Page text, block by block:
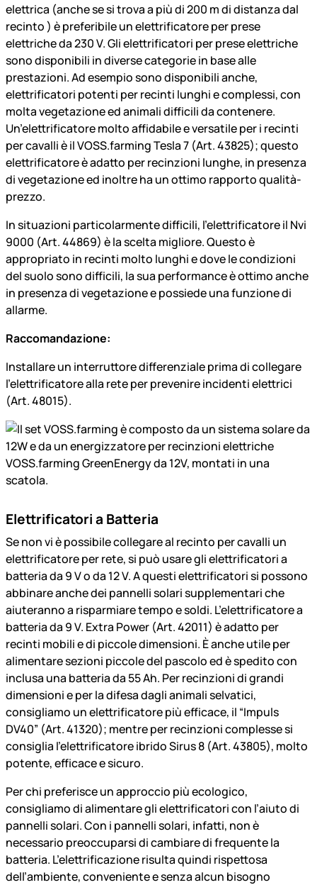
elettrica (anche se si trova a più di 200 m di distanza dal
recinto ) è preferibile un elettrificatore per prese
elettriche da 230 V. Gli elettrificatori per prese elettriche
sono disponibili in diverse categorie in base alle
prestazioni. Ad esempio sono disponibili anche,
elettrificatori potenti per recinti lunghi e complessi, con
molta vegetazione ed animali difficili da contenere.
Un’elettrificatore molto affidabile e versatile per i recinti
per cavalli è il VOSS.farming Tesla 7 (Art. 43825); questo
elettrificatore è adatto per recinzioni lunghe, in presenza
di vegetazione ed inoltre ha un ottimo rapporto qualità-
prezzo.
In situazioni particolarmente difficili, l’elettrificatore il Nvi
9000 (Art. 44869) è la scelta migliore. Questo è
appropriato in recinti molto lunghi e dove le condizioni
del suolo sono difficili, la sua performance è ottimo anche
in presenza di vegetazione e possiede una funzione di
allarme.
Raccomandazione:
Installare un interruttore differenziale prima di collegare
l’elettrificatore alla rete per prevenire incidenti elettrici
(Art. 48015).
Elettrificatori a Batteria
Se non vi è possibile collegare al recinto per cavalli un
elettrificatore per rete, si può usare gli elettrificatori a
batteria da 9 V o da 12 V. A questi elettrificatori si possono
abbinare anche dei pannelli solari supplementari che
aiuteranno a risparmiare tempo e soldi. L’elettrificatore a
batteria da 9 V. Extra Power (Art. 42011) è adatto per
recinti mobili e di piccole dimensioni. È anche utile per
alimentare sezioni piccole del pascolo ed è spedito con
inclusa una batteria da 55 Ah. Per recinzioni di grandi
dimensioni e per la difesa dagli animali selvatici,
consigliamo un elettrificatore più efficace, il “Impuls
DV40” (Art. 41320); mentre per recinzioni complesse si
consiglia l’elettrificatore ibrido Sirus 8 (Art. 43805), molto
potente, efficace e sicuro.
Per chi preferisce un approccio più ecologico,
consigliamo di alimentare gli elettrificatori con l’aiuto di
pannelli solari. Con i pannelli solari, infatti, non è
necessario preoccuparsi di cambiare di frequente la
batteria. L’elettrificazione risulta quindi rispettosa
dell’ambiente, conveniente e senza alcun bisogno